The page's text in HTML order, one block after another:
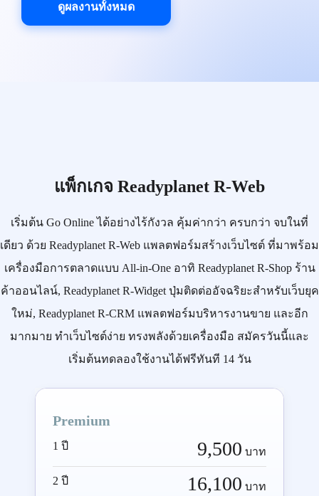
ดูผลงานทั้งหมด
แพ็กเกจ Readyplanet R-Web
เริ่มต้น Go Onlineได้อย่างไร้กังวล คุ้มค่ากว่า ครบกว่า จบในที่
เดียว ด้วย Readyplanet R-Web แพลตฟอร์มสร้างเว็บไซต์ ที่มาพร้อม
เครื่องมือการตลาดแบบ All-in-Oneอาทิ Readyplanet R-Shopร้าน
ค้าออนไลน์, Readyplanet R-Widgetปุ่มติดต่ออัจฉริยะสำหรับเว็บยุค
ใหม่, Readyplanet R-CRMแพลตฟอร์มบริหารงานขาย และอีก
มากมาย ทำเว็บไซต์ง่าย ทรงพลังด้วยเครื่องมือ สมัครวันนี้และ
เริ่มต้นทดลองใช้งานได้ฟรีทันที 14 วัน
Premium
1 ปี 9,500 บาท
2 ปี 16,100 บาท